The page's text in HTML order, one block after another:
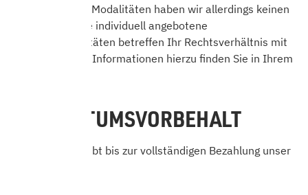
Anbieten dieser Modalitäten haben wir allerdings keinen
Einfluss; weitere individuell angebotene
Zahlungsmodalitäten betreffen Ihr Rechtsverhältnis mit
PayPal. Weitere Informationen hierzu finden Sie in Ihrem
8. EIGENTUMSVORBEHALT
Das Produkt bleibt bis zur vollständigen Bezahlung unser